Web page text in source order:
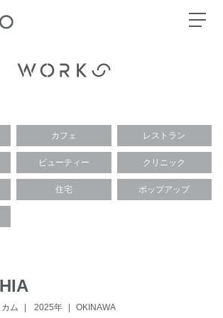
カフェ レストラン
ビューティー クリニック
住宅 ポップアップ
ム 2025年 OKINAWA